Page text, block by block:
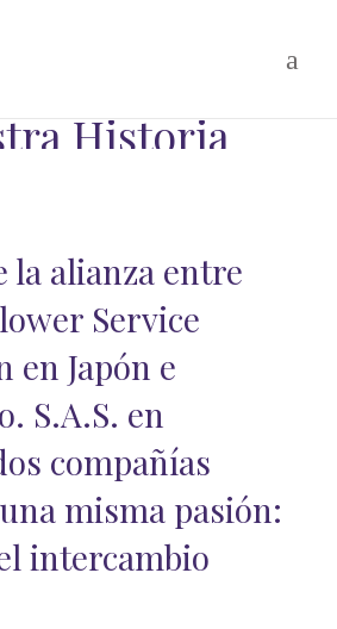
Historia
la alianza entre
Service
en Japón e
S.A.S. en
compañías
misma pasión:
intercambio